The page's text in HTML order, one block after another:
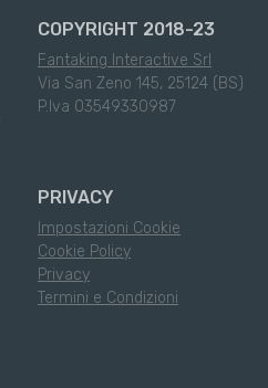
COPYRIGHT 2018-23
Fantaking Interactive Srl
Via San Zeno 145, 25124 (BS)
P.Iva 03549330987
PRIVACY
Impostazioni Cookie
Cookie Policy
Privacy
Termini e Condizioni